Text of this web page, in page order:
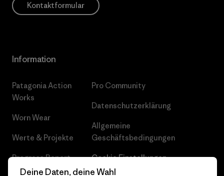
Kontaktformular
Information
Patagonia Action
Works
Worn Wear
Werte & Projekte
Progress Report
Pro Community
Datenschutzerklärung
Allgemeine
Geschäftsbedingungen
Cookie Einstellungen
Deine Daten, deine Wahl